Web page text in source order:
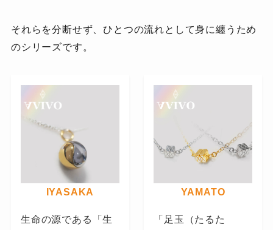
それらを分断せず、ひとつの流れとして身に纏うため
のシリーズです。
IYASAKA
生命の源である「生
YAMATO
「足玉（たるた